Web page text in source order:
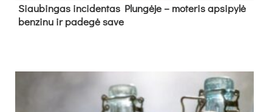
Siau­bin­gas in­ci­den­tas Plun­gė­je – mo­te­ris ap­si­py­lė
ben­zi­nu ir pa­de­gė sa­ve